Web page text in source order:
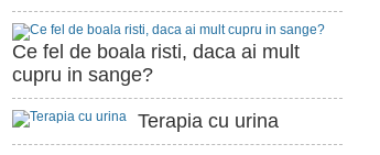
Ce fel de boala risti, daca ai mult
cupru in sange?
Terapia cu urina